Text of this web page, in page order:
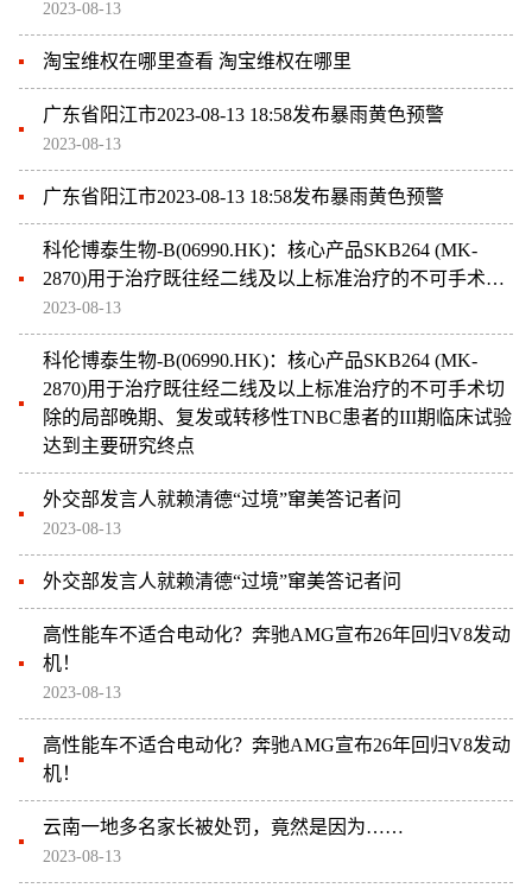
2023-08-13
淘宝维权在哪里查看 淘宝维权在哪里
广东省阳江市2023-08-13 18:58发布暴雨黄色预警
2023-08-13
广东省阳江市2023-08-13 18:58发布暴雨黄色预警
科伦博泰生物-B(06990.HK)：核心产品SKB264 (MK-
2870)用于治疗既往经二线及以上标准治疗的不可手术切
除的局部晚期、复发或转移性TNBC患者的III期临床试验
达到主要研究终点
2023-08-13
科伦博泰生物-B(06990.HK)：核心产品SKB264 (MK-
2870)用于治疗既往经二线及以上标准治疗的不可手术切
除的局部晚期、复发或转移性TNBC患者的III期临床试验
达到主要研究终点
外交部发言人就赖清德“过境”窜美答记者问
2023-08-13
外交部发言人就赖清德“过境”窜美答记者问
高性能车不适合电动化？奔驰AMG宣布26年回归V8发动
机！
2023-08-13
高性能车不适合电动化？奔驰AMG宣布26年回归V8发动
机！
云南一地多名家长被处罚，竟然是因为……
2023-08-13